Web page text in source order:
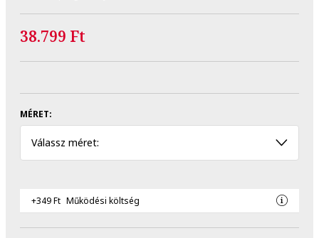
38.799 Ft
MÉRET:
Válassz méret:
+349 Ft Működési költség